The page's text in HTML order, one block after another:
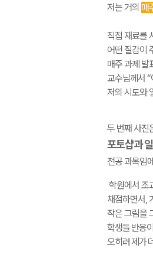
저는 거의 매
직접 재료를
어떤 질감이
매주 과제 발
교수님께서
저의 시도와
두 번째 사진
포토샵과
전공 과목임
학원에서 조
채점하면서,
작은 그림을
학생들반응
오히려 제가